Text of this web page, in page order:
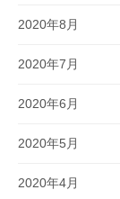
2020年8月
2020年7月
2020年6月
2020年5月
2020年4月